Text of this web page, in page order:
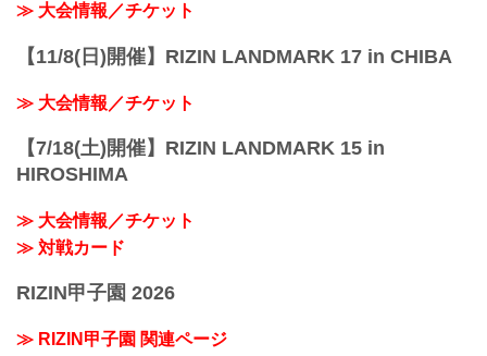
≫ 大会情報／チケット
【11/8(日)開催】RIZIN LANDMARK 17 in CHIBA
≫ 大会情報／チケット
【7/18(土)開催】RIZIN LANDMARK 15 in
HIROSHIMA
≫ 大会情報／チケット
≫ 対戦カード
RIZIN甲子園 2026
≫ RIZIN甲子園 関連ページ